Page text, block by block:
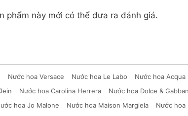
phẩm này mới có thể đưa ra đánh giá.
Nước hoa Versace Nước hoa Le Labo Nước hoa Acqua
Nước hoa Carolina Herrera Nước hoa Dolce &
hoa Jo Malone Nước hoa Maison Margiela Nước hoa